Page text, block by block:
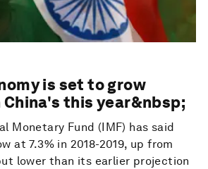
is set to grow
this year&nbsp;
Monetary Fund (IMF) has said
at 7.3% in 2018-2019, up from
lower than its earlier projection